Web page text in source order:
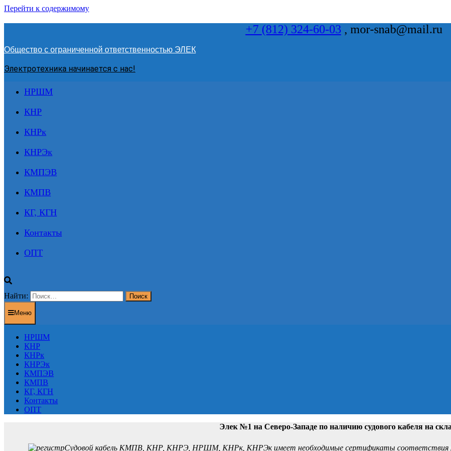
Перейти к содержимому
+7 (812) 324-60-03 , mor-snab@mail.ru
Общество с ограниченной ответственностью ЭЛЕК
Электротехника начинается с нас!
НРШМ
КНР
КНРк
КНРЭк
КМПЭВ
КМПВ
КГ, КГН
Контакты
ОПТ
Найти:
Меню
НРШМ
КНР
КНРк
КНРЭк
КМПЭВ
КМПВ
КГ, КГН
Контакты
ОПТ
Элек №1 на Северо-Западе по наличию судового кабеля на
Судовой кабель КМПВ, КНР, КНРЭ, НРШМ, КНРк, КНРЭк имеет необходимые сертификаты соответствия